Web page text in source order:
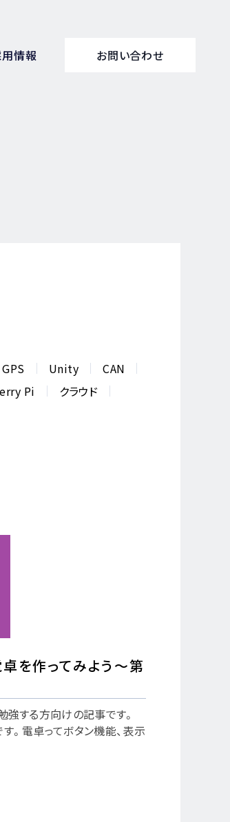
情報 お問い合わせ
GPS Unity
CAN
Pi
クラウド
を作ってみよう～第
する方向けの記事です。
。電卓ってボタン機能、表示